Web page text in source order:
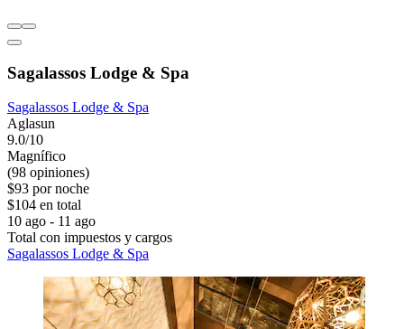
Sagalassos Lodge & Spa
Sagalassos Lodge & Spa
Aglasun
9.0/10
Magnífico
(98 opiniones)
$93 por noche
$104 en total
10 ago - 11 ago
Total con impuestos y cargos
Sagalassos Lodge & Spa